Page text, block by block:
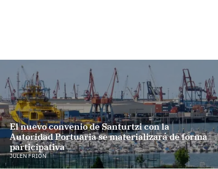
El nuevo convenio de Santurtzi con la
Autoridad Portuaria se materializará de forma
participativa
JULEN FRIÓN